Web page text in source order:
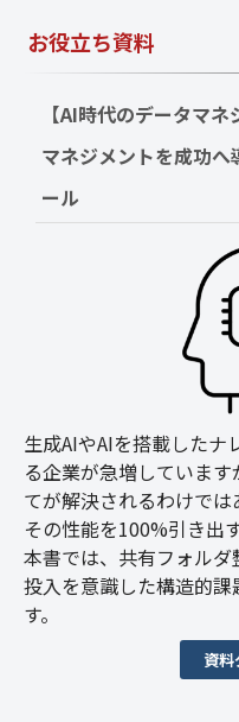
お役立ち資料
【AI時代のデータマ
マネジメントを成功
ール
生成AIやAIを搭載したナ
る企業が急増していま
てが解決されるわけでは
その性能を100%引き出
本書では、共有フォル
投入を意識した構造的
す。
資料